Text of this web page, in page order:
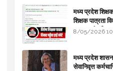
मध्य प्रदेश
शिक्षक पात्रता
सरकार से माँगा
8/05/2026
मध्य प्रदेश
सेवानिवृत्त